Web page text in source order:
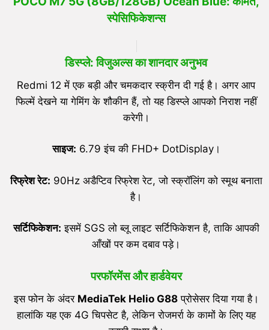
स्पेसिफिकेशन्स
डिस्प्ले: विजुअल्स का शानदार अनुभव
Redmi 12 में एक बड़ी और चमकदार स्क्रीन दी गई है। अगर आप
फिल्में देखने या गेमिंग के शौकीन हैं, तो यह डिस्प्ले आपको निराश नहीं
करेगी।
साइज: 6.79 इंच की FHD+ DotDisplay।
रिफ्रेश रेट: 90Hz अडैप्टिव रिफ्रेश रेट, जो स्क्रॉलिंग को स्मूथ बनाता
है।
सर्टिफिकेशन: इसमें SGS लो ब्लू लाइट सर्टिफिकेशन है, ताकि आपकी
आँखों पर कम दबाव पड़े।
परफॉरमेंस और हार्डवेयर
इस फोन के अंदर MediaTek Helio G88प्रोसेसर दिया गया है।
हालांकि यह एक 4G चिपसेट है, लेकिन रोजमर्रा के कामों के लिए यह